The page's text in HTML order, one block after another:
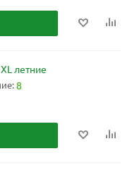
летние
8